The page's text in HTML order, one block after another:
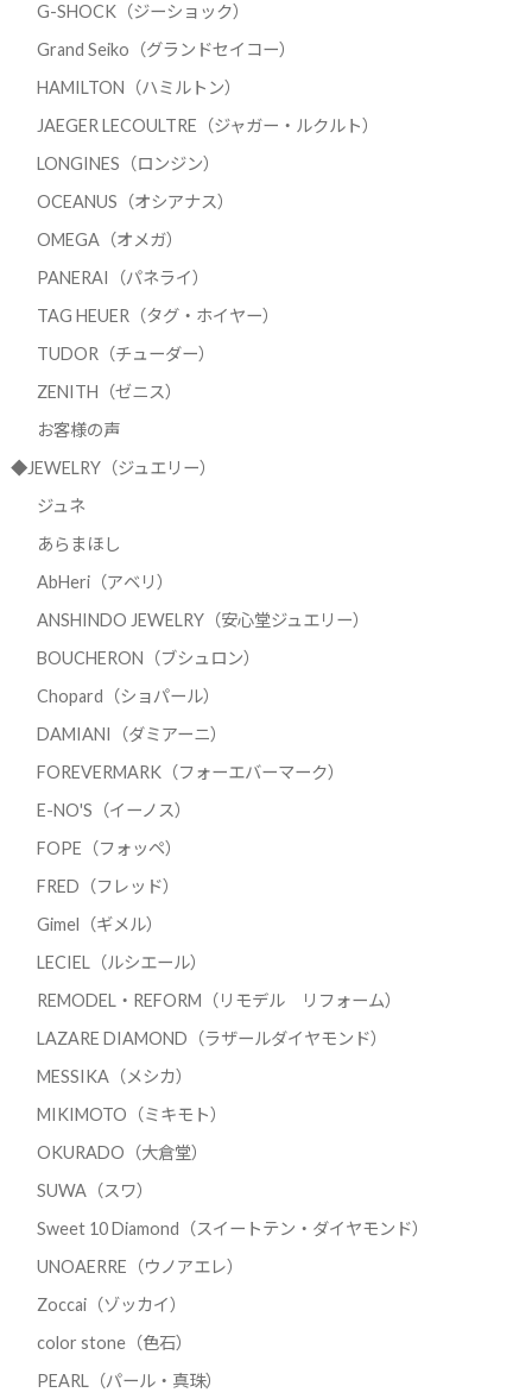
G-SHOCK（ジーショック）
Grand Seiko（グランドセイコー）
HAMILTON（ハミルトン）
JAEGER LECOULTRE（ジャガー・ルクルト）
LONGINES（ロンジン）
OCEANUS（オシアナス）
OMEGA（オメガ）
PANERAI（パネライ）
TAG HEUER（タグ・ホイヤー）
TUDOR（チューダー）
ZENITH（ゼニス）
お客様の声
◆JEWELRY（ジュエリー）
ジュネ
あらまほし
AbHeri（アベリ）
ANSHINDO JEWELRY（安心堂ジュエリー）
BOUCHERON（ブシュロン）
Chopard（ショパール）
DAMIANI（ダミアーニ）
FOREVERMARK（フォーエバーマーク）
E-NO'S（イーノス）
FOPE（フォッペ）
FRED（フレッド）
Gimel（ギメル）
LECIEL（ルシエール）
REMODEL・REFORM（リモデル リフォーム）
LAZARE DIAMOND（ラザールダイヤモンド）
MESSIKA（メシカ）
MIKIMOTO（ミキモト）
OKURADO（大倉堂）
SUWA（スワ）
Sweet 10 Diamond（スイートテン・ダイヤモンド）
UNOAERRE（ウノアエレ）
Zoccai（ゾッカイ）
color stone（色石）
PEARL（パール・真珠）